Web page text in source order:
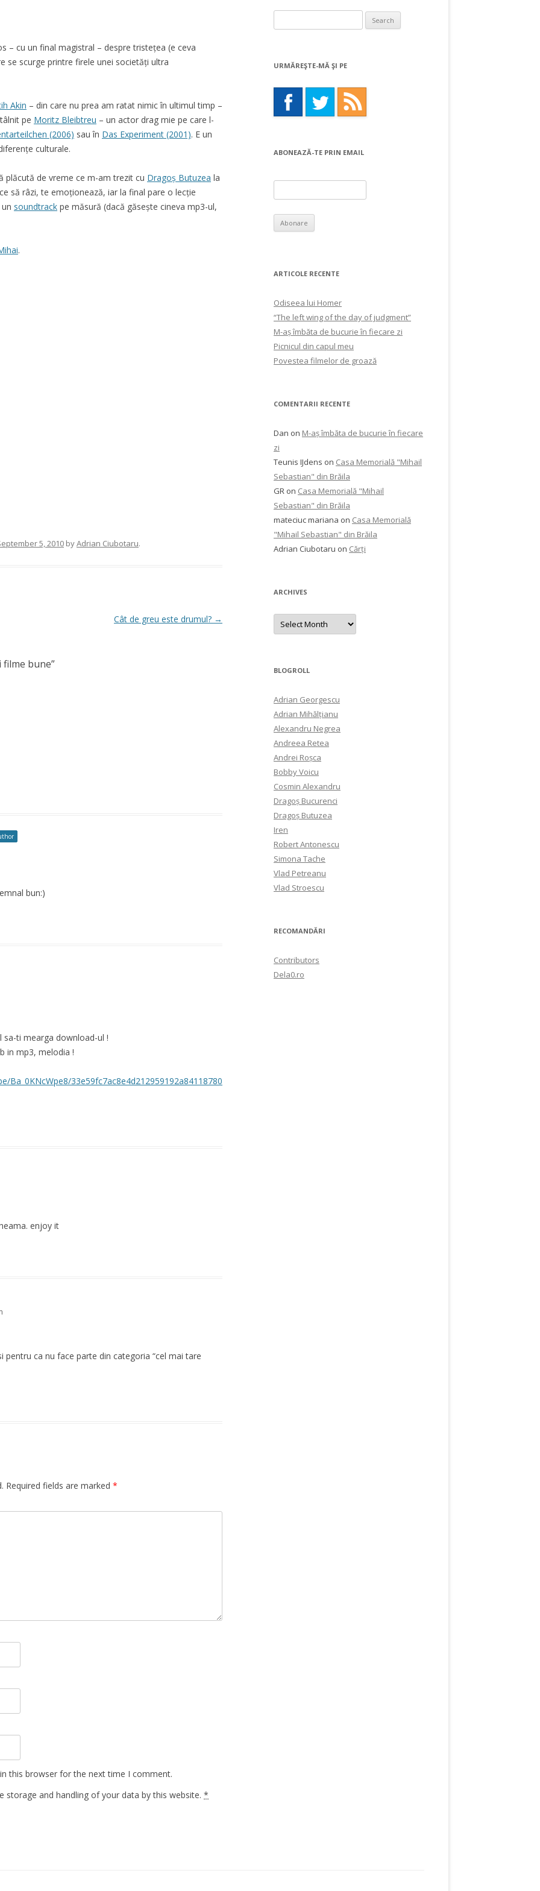
– cu un final magistral – despre tristețea (e ceva
se scurge printre firele unei societăți ultra
Akin – din care nu prea am ratat nimic în ultimul timp –
pe Moritz Bleibtreu – un actor drag mie pe care l-
(2006) sau în Das Experiment (2001). E un
culturale.
plăcută de vreme ce m-am trezit cu Dragoș Butuzea la
să râzi, te emoționează, iar la final pare o lecție
soundtrack pe măsură (dacă găsește cineva mp3-ul,
.
5, 2010 byAdrian Ciubotaru.
Cât de greu este drumul? →
filme bune”
bun:)
ti mearga download-ul !
in mp3, melodia !
Ba_0KNcWpe8/33e59fc7ac8e4d212959192a84118780
enjoy it
ca nu face parte din categoria “cel mai tare
Required fields are marked *
this browser for the next time I comment.
storage and handling of your data by this website. *
for:
URMĂREŞTE-MĂ ŞI PE
ABONEAZĂ-TE PRIN EMAIL
ARTICOLE RECENTE
Odiseea lui Homer
“The left wing of the day of judgment”
M-aș îmbăta de bucurie în fiecare zi
Picnicul din capul meu
Povestea filmelor de groază
COMENTARII RECENTE
Dan on M-aș îmbăta de bucurie în fiecare
zi
Teunis IJdens on Casa Memorială "Mihail
Sebastian" din Brăila
GR on Casa Memorială "Mihail
Sebastian" din Brăila
mateciuc mariana on Casa Memorială
"Mihail Sebastian" din Brăila
Adrian Ciubotaru on Cărți
ARCHIVES
Archives
BLOGROLL
Adrian Georgescu
Adrian Mihălțianu
Alexandru Negrea
Andreea Retea
Andrei Roșca
Bobby Voicu
Cosmin Alexandru
Dragoș Bucurenci
Dragoș Butuzea
Iren
Robert Antonescu
Simona Tache
Vlad Petreanu
Vlad Stroescu
RECOMANDĂRI
Contributors
Dela0.ro